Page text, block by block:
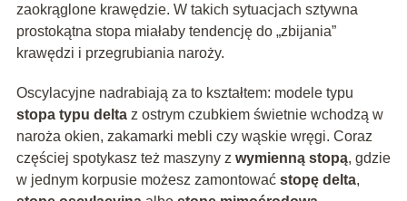
zaokrąglone krawędzie. W takich sytuacjach sztywna
prostokątna stopa miałaby tendencję do „zbijania”
krawędzi i przegrubiania naroży.
Oscylacyjne nadrabiają za to kształtem: modele typu
stopa typu deltaz ostrym czubkiem świetnie wchodzą w
naroża okien, zakamarki mebli czy wąskie wręgi. Coraz
częściej spotykasz też maszyny z wymienną stopą, gdzie
w jednym korpusie możesz zamontować stopę delta,